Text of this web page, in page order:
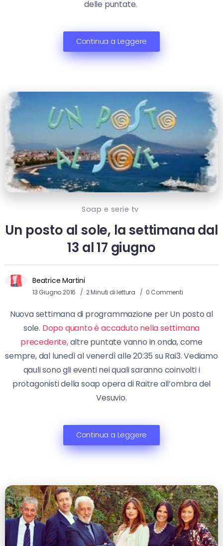
delle puntate.
Continua a Leggere
Soap e serie tv
Un posto al sole, la settimana dal
13 al 17 giugno
Beatrice Martini
13 Giugno 2016 2 Minuti di lettura 0 Commenti
Nuova settimana di programmazione per Un posto al
sole. Dopo quanto è accaduto nella settimana
precedente,altre puntate vanno in onda, come
sempre, dal lunedì al venerdì alle 20:35 su Rai3. Vediamo
qauli sono gli eventi nei quali saranno coinvolti i
protagonisti della soap opera di Raitre all’ombra del
Vesuvio.
Continua a Leggere